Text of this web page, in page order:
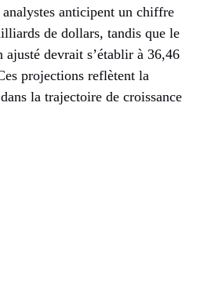
analystes anticipent un chiffre
de dollars, tandis que le
ajusté devrait s’établir à 36,46
projections reflètent la
la trajectoire de croissance